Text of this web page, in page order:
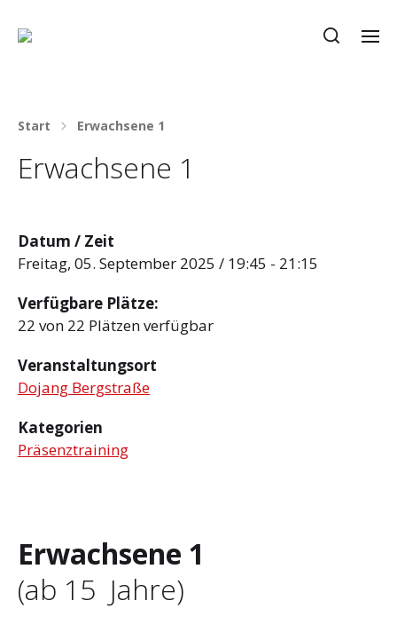
Start Erwachsene 1
Erwachsene 1
Datum / Zeit
Freitag, 05. September 2025 / 19:45 - 21:15
Verfügbare Plätze:
22 von 22 Plätzen verfügbar
Veranstaltungsort
Dojang Bergstraße
Kategorien
Präsenztraining
Erwachsene 1
(ab 15 Jahre)